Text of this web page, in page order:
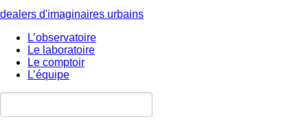
dealers d'imaginaires urbains
L’observatoire
Le laboratoire
Le comptoir
L’équipe